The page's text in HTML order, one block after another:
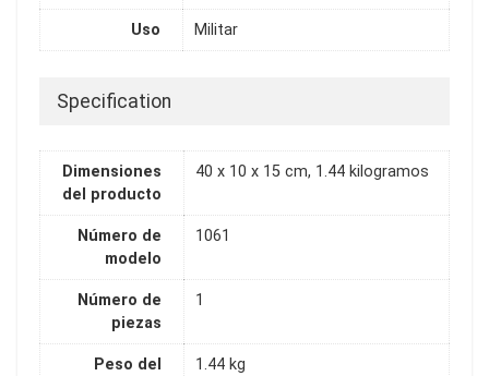
Uso Militar
Specification
Dimensiones
del producto
40 x 10 x 15 cm, 1.44 kilogramos
Número de
modelo
1061
Número de
piezas
1
Peso del
1.44 kg